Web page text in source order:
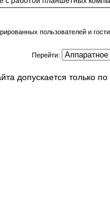
пользователей и
Перейти:
допускается только